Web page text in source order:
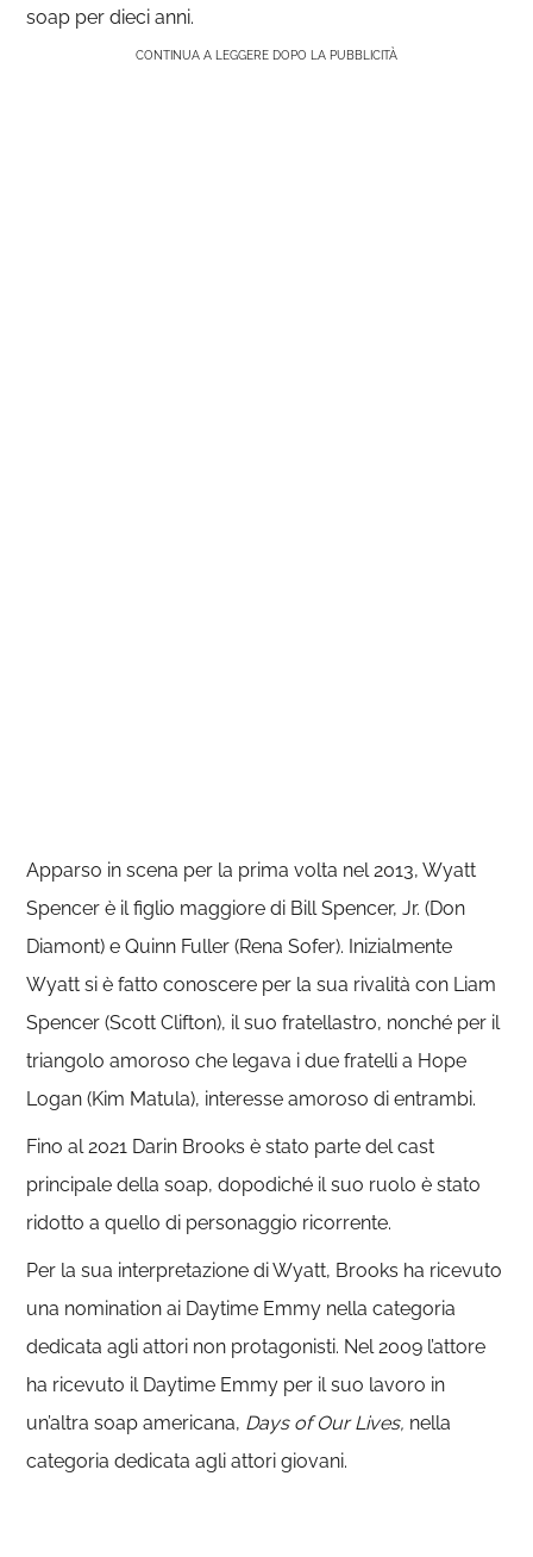
soap per dieci anni.
CONTINUA A LEGGERE DOPO LA PUBBLICITÀ
Apparso in scena per la prima volta nel 2013, Wyatt
Spencer è il figlio maggiore di Bill Spencer, Jr. (Don
Diamont) e Quinn Fuller (Rena Sofer). Inizialmente
Wyatt si è fatto conoscere per la sua rivalità con Liam
Spencer (Scott Clifton), il suo fratellastro, nonché per il
triangolo amoroso che legava i due fratelli a Hope
Logan (Kim Matula), interesse amoroso di entrambi.
Fino al 2021 Darin Brooks è stato parte del cast
principale della soap, dopodiché il suo ruolo è stato
ridotto a quello di personaggio ricorrente.
Per la sua interpretazione di Wyatt, Brooks ha ricevuto
una nomination ai Daytime Emmy nella categoria
dedicata agli attori non protagonisti. Nel 2009 l’attore
ha ricevuto il Daytime Emmy per il suo lavoro in
un’altra soap americana, Days of Our Lives, nella
categoria dedicata agli attori giovani.